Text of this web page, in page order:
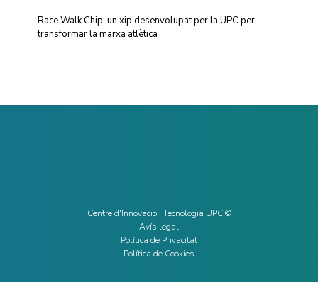
Race Walk Chip: un xip desenvolupat per la UPC per
transformar la marxa atlètica
Centre d'Innovació i Tecnologia UPC ©
Avís legal
Política de Privacitat
Política de Cookies